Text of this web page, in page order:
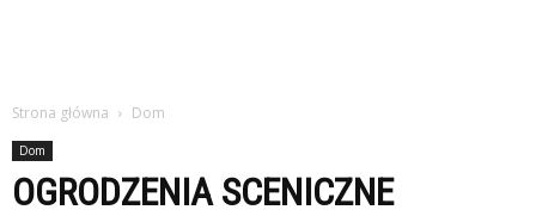
Strona główna Dom
Dom
OGRODZENIA SCENICZNE